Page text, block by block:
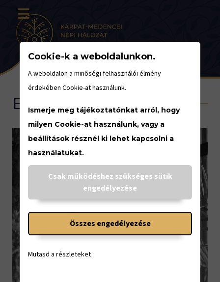
Eseménynaptár
<
Cookie-k a weboldalunkon.
A weboldalon a minőségi felhasználói élmény
érdekében Cookie-at használunk.
Ismerje meg tájékoztatónkat arról, hogy
milyen Cookie-at használunk, vagy a
beállítások résznél ki lehet kapcsolni a
használatukat.
Csak működéshez szükséges sütik
engedélyezése
Összes engedélyezése
Mutasd a részleteket